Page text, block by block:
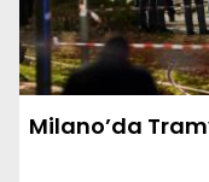
Milano’da